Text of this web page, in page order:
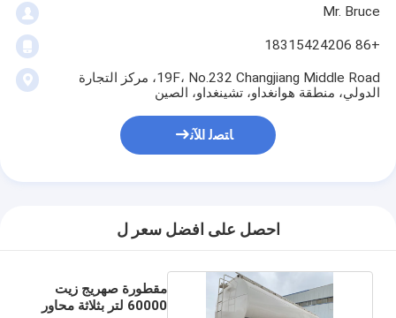
Mr. Bruce
+86 18315424206
19F، No.232 Changjiang Middle Road، مركز التجارة
الدولي، منطقة هوانغداو، تشينغداو، الصين
ﺎﺘﺼﻟ ﺍﻶﻧ
احصل على افضل سعر ل
مقطورة صهريج زيت
60000 لتر بثلاثة محاور